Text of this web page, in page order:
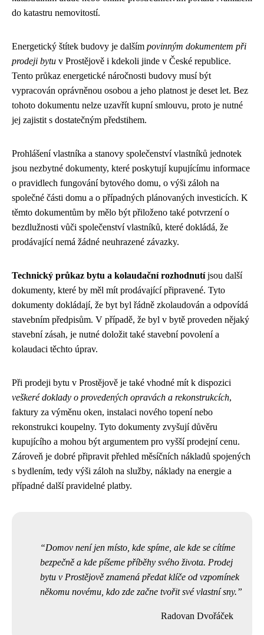
do katastru nemovitostí.
Energetický štítek budovy je dalším povinným dokumentem při
prodeji bytu v Prostějově i kdekoli jinde v České republice.
Tento průkaz energetické náročnosti budovy musí být
vypracován oprávněnou osobou a jeho platnost je deset let. Bez
tohoto dokumentu nelze uzavřít kupní smlouvu, proto je nutné
jej zajistit s dostatečným předstihem.
Prohlášení vlastníka a stanovy společenství vlastníků jednotek
jsou nezbytné dokumenty, které poskytují kupujícímu informace
o pravidlech fungování bytového domu, o výši záloh na
společné části domu a o případných plánovaných investicích. K
těmto dokumentům by mělo být přiloženo také potvrzení o
bezdlužnosti vůči společenství vlastníků, které dokládá, že
prodávající nemá žádné neuhrazené závazky.
Technický průkaz bytu a kolaudační rozhodnutíjsou další
dokumenty, které by měl mít prodávající připravené. Tyto
dokumenty dokládají, že byt byl řádně zkolaudován a odpovídá
stavebním předpisům. V případě, že byl v bytě proveden nějaký
stavební zásah, je nutné doložit také stavební povolení a
kolaudaci těchto úprav.
Při prodeji bytu v Prostějově je také vhodné mít k dispozici
veškeré doklady o provedených opravách a rekonstrukcích,
faktury za výměnu oken, instalaci nového topení nebo
rekonstrukci koupelny. Tyto dokumenty zvyšují důvěru
kupujícího a mohou být argumentem pro vyšší prodejní cenu.
Zároveň je dobré připravit přehled měsíčních nákladů spojených
s bydlením, tedy výši záloh na služby, náklady na energie a
případné další pravidelné platby.
Domov není jen místo, kde spíme, ale kde se cítíme
bezpečně a kde píšeme příběhy svého života. Prodej
bytu v Prostějově znamená předat klíče od vzpomínek
někomu novému, kdo zde začne tvořit své vlastní sny.
Radovan Dvořáček